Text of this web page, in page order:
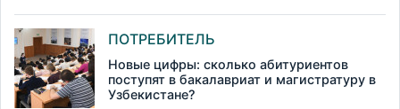
ПОТРЕБИТЕЛЬ
Новые цифры: сколько абитуриентов
поступят в бакалавриат и магистратуру в
Узбекистане?